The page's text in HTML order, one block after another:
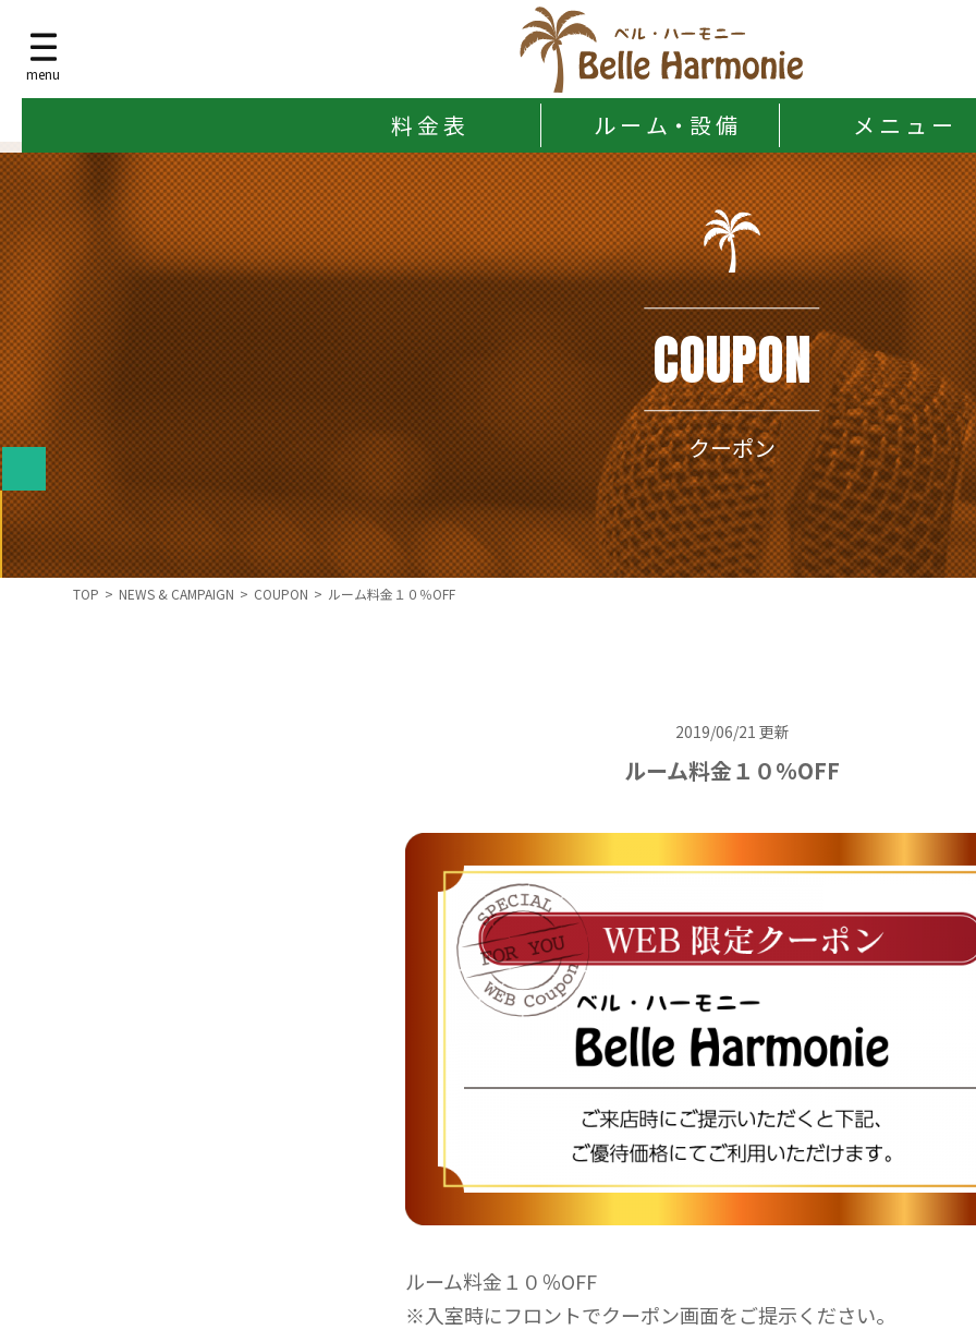
menu
料 金 表 ル ー ム・設 備 メ ニ ュ ー
COUPON
クーポン
TOP > NEWS & CAMPAIGN > COUPON > ルーム料金１０％OFF
2019/06/21 更新
ルーム料金１０％OFF
ルーム料金１０％OFF
※入室時にフロントでクーポン画面をご提示ください。